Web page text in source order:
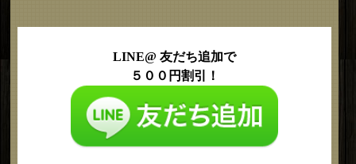
LINE@ 友だち追加で
５００円割引！